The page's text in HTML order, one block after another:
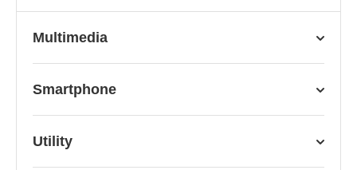
Multimedia
Smartphone
Utility